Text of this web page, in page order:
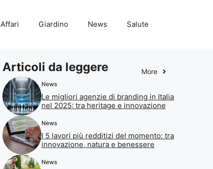
Affari Giardino News Salute
Articoli da leggere More
News
Le migliori agenzie di branding in Italia
nel 2025: tra heritage e innovazione
News
I 5 lavori più redditizi del momento: tra
innovazione, natura e benessere
News